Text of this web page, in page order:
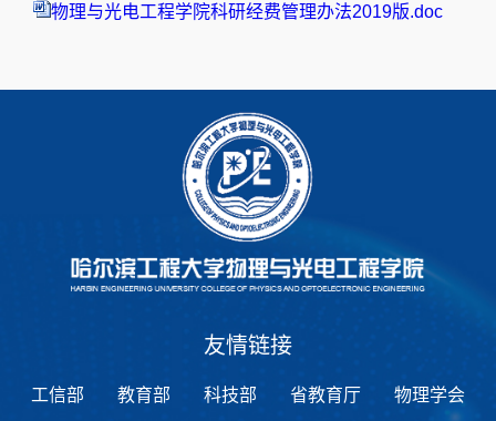
物理与光电工程学院科研经费管理办法2019版.doc
友情链接
工信部 教育部 科技部 省教育厅 物理学会